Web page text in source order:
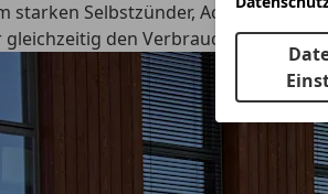
starken Selbstzünder,
den Verbrauch senken